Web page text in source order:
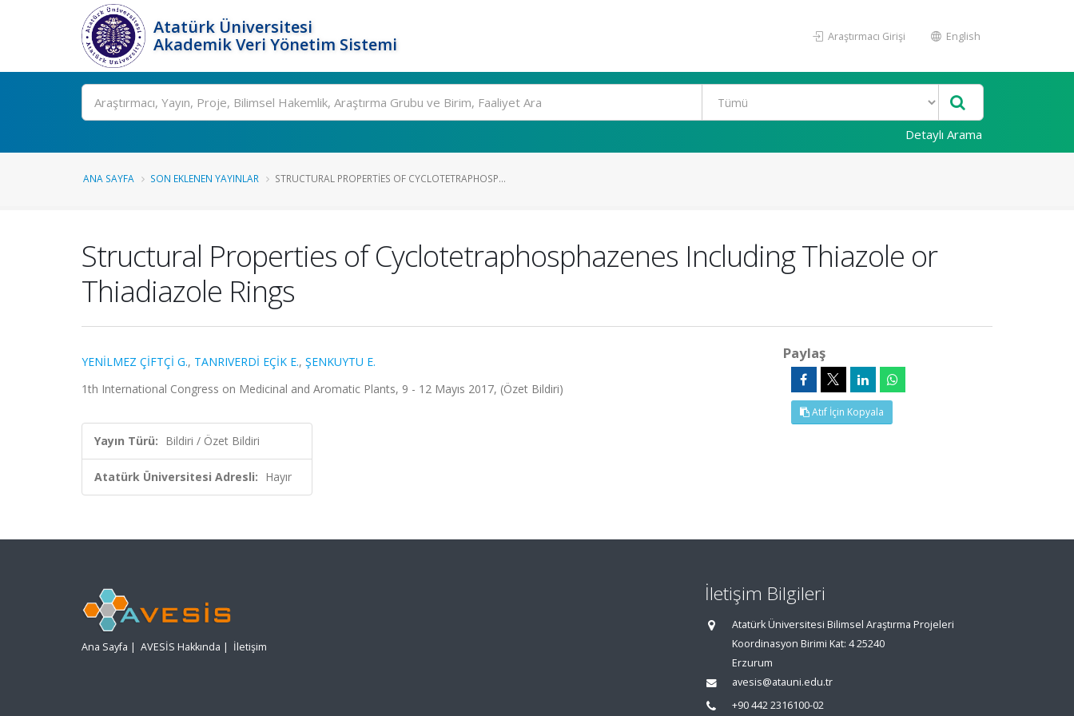
Atatürk Üniversitesi
Akademik Veri Yönetim Sistemi
Araştırmacı Girişi English
Ara
Detaylı Arama
ANA SAYFA SON EKLENEN YAYINLAR STRUCTURAL PROPERTIES OF CYCLOTETRAPHOSP...
Structural Properties of Cyclotetraphosphazenes Including Thiazole or
Thiadiazole Rings
YENİLMEZ ÇİFTÇİ G., TANRIVERDİ EÇİK E., ŞENKUYTU E.
1th International Congress on Medicinal and Aromatic Plants, 9 - 12 Mayıs 2017, (Özet Bildiri)
Yayın Türü: Bildiri / Özet Bildiri
Atatürk Üniversitesi Adresli: Hayır
Paylaş
Atıf İçin Kopyala
Ana Sayfa | AVESİS Hakkında | İletişim
İletişim Bilgileri
Atatürk Üniversitesi Bilimsel Araştırma Projeleri
Koordinasyon Birimi Kat: 4 25240
Erzurum
avesis@atauni.edu.tr
+90 442 2316100-02